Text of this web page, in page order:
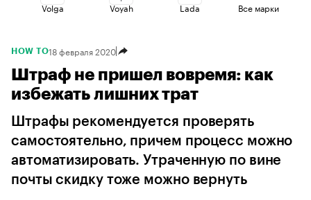
Volga Voyah Lada
Haval Omoda
Jaecoo Esteo Geely
Все марки
HOW TO18 февраля 2020
Штраф не пришел вовремя: как
избежать лишних трат
Штрафы рекомендуется проверять
самостоятельно, причем процесс можно
автоматизировать. Утраченную по вине
почты скидку тоже можно вернуть